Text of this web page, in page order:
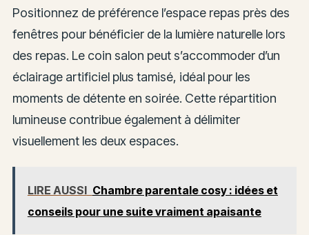
Positionnez de préférence l’espace repas près des
fenêtres pour bénéficier de la lumière naturelle lors
des repas. Le coin salon peut s’accommoder d’un
éclairage artificiel plus tamisé, idéal pour les
moments de détente en soirée. Cette répartition
lumineuse contribue également à délimiter
visuellement les deux espaces.
LIRE AUSSI Chambre parentale cosy : idées et
conseils pour une suite vraiment apaisante